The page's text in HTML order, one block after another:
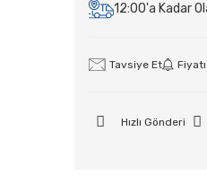
12:00'a Kadar
Tavsiye Et
Hızlı Gönderi